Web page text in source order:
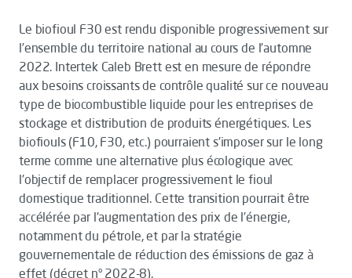
Le biofioul F30 est rendu disponible progressivement sur
l’ensemble du territoire national au cours de l’automne
2022. Intertek Caleb Brett est en mesure de répondre
aux besoins croissants de contrôle qualité sur ce nouveau
type de biocombustible liquide pour les entreprises de
stockage et distribution de produits énergétiques. Les
biofiouls (F10, F30, etc.) pourraient s'imposer sur le long
terme comme une alternative plus écologique avec
l'objectif de remplacer progressivement le fioul
domestique traditionnel. Cette transition pourrait être
accélérée par l’augmentation des prix de l’énergie,
notamment du pétrole, et par la stratégie
gouvernementale de réduction des émissions de gaz à
effet (décret n° 2022-8).